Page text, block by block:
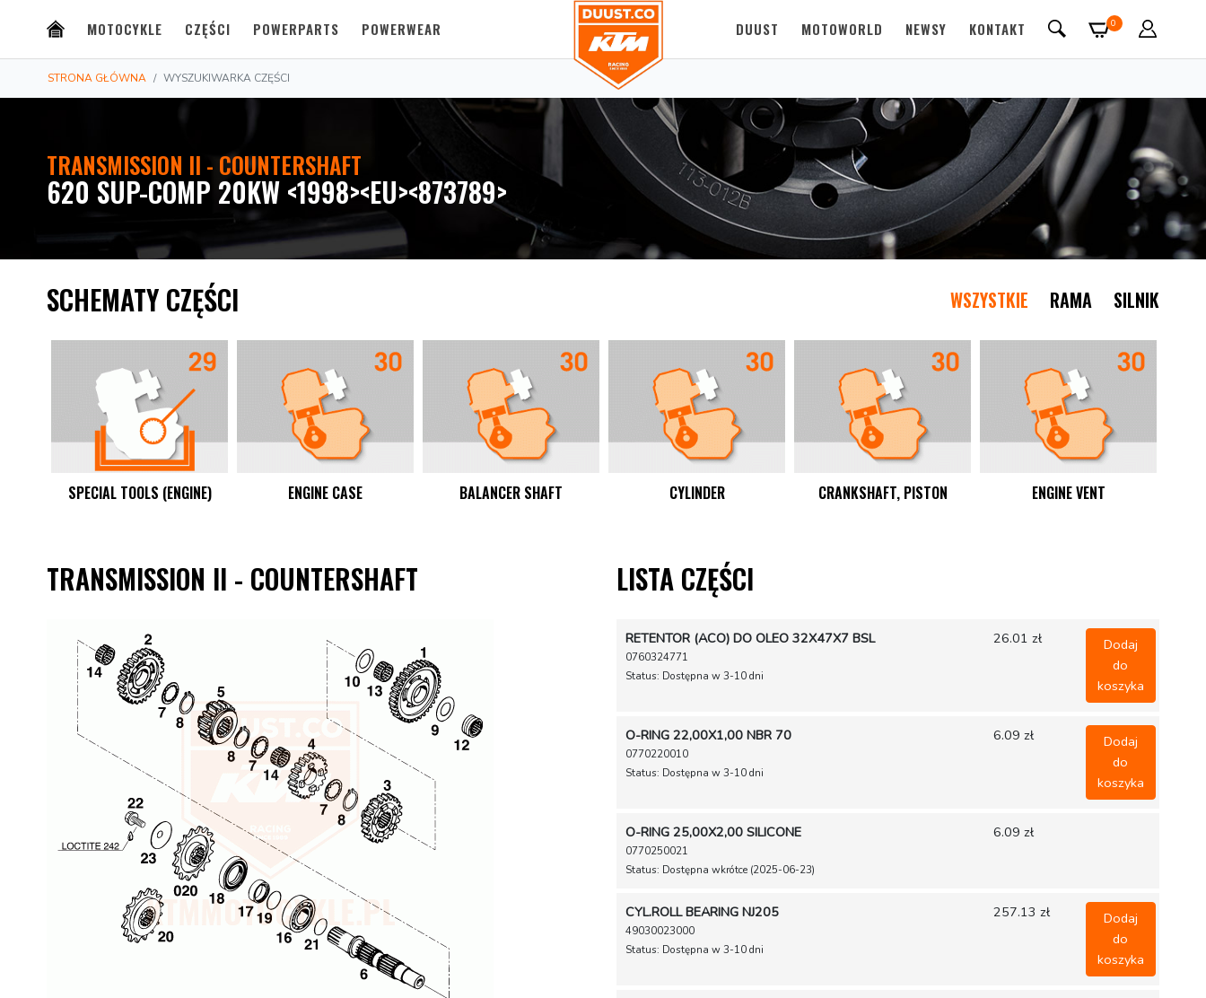
MOTOCYKLE CZĘŚCI POWERPARTS POWERWEAR DUUST MOTOWORLD NEWSY KONTAKT 0
STRONA GŁÓWNA WYSZUKIWARKA CZĘŚCI
TRANSMISSION II - COUNTERSHAFT
620 SUP-COMP 20KW <1998><EU><873789>
SCHEMATY CZĘŚCI WSZYSTKIE RAMA SILNIK
SPECIAL TOOLS (ENGINE) ENGINE CASE BALANCER SHAFT CYLINDER CRANKSHAFT, PISTON ENGINE VENT
TRANSMISSION II - COUNTERSHAFT LISTA CZĘŚCI
RETENTOR (ACO) DO OLEO 32X47X7 BSL
0760324771
Status: Dostępna w 3-10 dni
26.01 zł
Dodaj
do
koszyka
O-RING 22,00X1,00 NBR 70
0770220010
Status: Dostępna w 3-10 dni
6.09 zł
Dodaj
do
koszyka
O-RING 25,00X2,00 SILICONE
0770250021
Status: Dostępna wkrótce (2025-06-23)
6.09 zł
CYL.ROLL BEARING NJ205
49030023000
Status: Dostępna w 3-10 dni
257.13 zł
Dodaj
do
koszyka